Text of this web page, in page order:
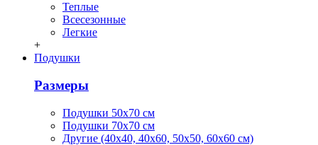
Теплые
Всесезонные
Легкие
+
Подушки
Размеры
Подушки 50х70 см
Подушки 70х70 см
Другие (40х40, 40х60, 50х50, 60х60 см)